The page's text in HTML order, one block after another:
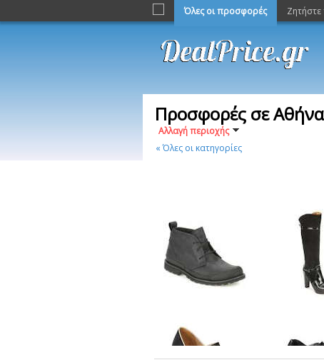
Όλες οι προσφορές
Αλλαγή περιοχής
Προσφορές σε
« Όλες οι κατηγορίες